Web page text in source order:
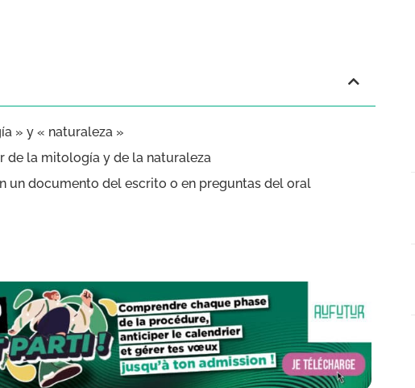
» y « naturaleza »
de la mitología y de la naturaleza
un documento del escrito o en preguntas del oral